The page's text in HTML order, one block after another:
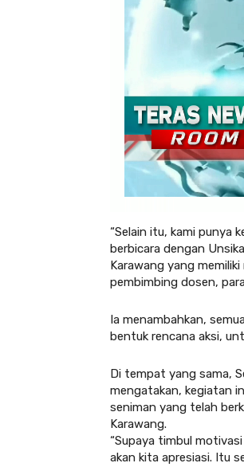
“Selain itu, kami punya
berbicara dengan
Karawang yang
pembimbing dosen,
Ia menambahkan,
bentuk rencana aksi,
Di tempat yang sama,
mengatakan, kegiatan
seniman yang telah
Karawang.
“Supaya timbul
akan kita apresiasi. Itu